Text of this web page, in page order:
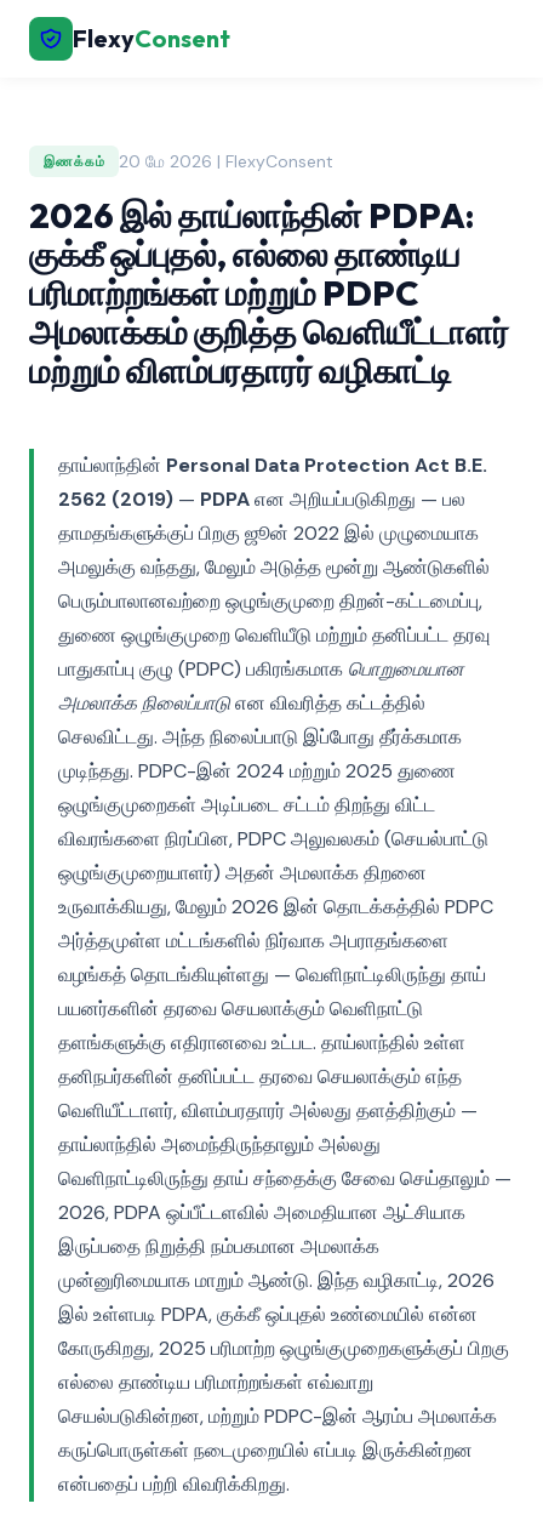
FlexyConsent
இணக்கம் 20 மே 2026 | FlexyConsent
2026 இல் தாய்லாந்தின் PDPA:
குக்கீ ஒப்புதல், எல்லை தாண்டிய
பரிமாற்றங்கள் மற்றும் PDPC
அமலாக்கம் குறித்த வெளியீட்டாளர்
மற்றும் விளம்பரதாரர் வழிகாட்டி
தாய்லாந்தின் Personal Data Protection Act B.E.
2562 (2019) — PDPAஎன அறியப்படுகிறது — பல
தாமதங்களுக்குப் பிறகு ஜூன் 2022 இல் முழுமையாக
அமலுக்கு வந்தது, மேலும் அடுத்த மூன்று ஆண்டுகளில்
பெரும்பாலானவற்றை ஒழுங்குமுறை திறன்-கட்டமைப்பு,
துணை ஒழுங்குமுறை வெளியீடு மற்றும் தனிப்பட்ட தரவு
பாதுகாப்பு குழு (PDPC) பகிரங்கமாக பொறுமையான
அமலாக்க நிலைப்பாடுஎன விவரித்த கட்டத்தில்
செலவிட்டது. அந்த நிலைப்பாடு இப்போது தீர்க்கமாக
முடிந்தது. PDPC-இன் 2024 மற்றும் 2025 துணை
ஒழுங்குமுறைகள் அடிப்படை சட்டம் திறந்து விட்ட
விவரங்களை நிரப்பின, PDPC அலுவலகம் (செயல்பாட்டு
ஒழுங்குமுறையாளர்) அதன் அமலாக்க திறனை
உருவாக்கியது, மேலும் 2026 இன் தொடக்கத்தில் PDPC
அர்த்தமுள்ள மட்டங்களில் நிர்வாக அபராதங்களை
வழங்கத் தொடங்கியுள்ளது — வெளிநாட்டிலிருந்து தாய்
பயனர்களின் தரவை செயலாக்கும் வெளிநாட்டு
தளங்களுக்கு எதிரானவை உட்பட. தாய்லாந்தில் உள்ள
தனிநபர்களின் தனிப்பட்ட தரவை செயலாக்கும் எந்த
வெளியீட்டாளர், விளம்பரதாரர் அல்லது தளத்திற்கும் —
தாய்லாந்தில் அமைந்திருந்தாலும் அல்லது
வெளிநாட்டிலிருந்து தாய் சந்தைக்கு சேவை செய்தாலும் —
2026, PDPA ஒப்பீட்டளவில் அமைதியான ஆட்சியாக
இருப்பதை நிறுத்தி நம்பகமான அமலாக்க
முன்னுரிமையாக மாறும் ஆண்டு. இந்த வழிகாட்டி, 2026
இல் உள்ளபடி PDPA, குக்கீ ஒப்புதல் உண்மையில் என்ன
கோருகிறது, 2025 பரிமாற்ற ஒழுங்குமுறைகளுக்குப் பிறகு
எல்லை தாண்டிய பரிமாற்றங்கள் எவ்வாறு
செயல்படுகின்றன, மற்றும் PDPC-இன் ஆரம்ப அமலாக்க
கருப்பொருள்கள் நடைமுறையில் எப்படி இருக்கின்றன
என்பதைப் பற்றி விவரிக்கிறது.